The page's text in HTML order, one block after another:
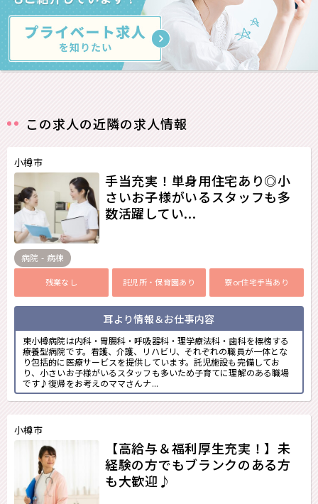
この求人の近隣の求人情報
小樽市
手当充実！単身用住宅あり◎小
さいお子様がいるスタッフも多
数活躍してい...
病院 - 病棟
残業なし 託児所・保育園あり 寮or住宅手当あり
耳より情報＆お仕事内容
東小樽病院は内科・胃腸科・呼吸器科・理学療法科・歯科を標榜する
療養型病院です。看護、介護、リハビリ、それぞれの職員が一体とな
り包括的に医療サービスを提供しています。託児施設も完備してお
り、小さいお子様がいるスタッフも多いため子育てに理解のある職場
です♪復帰をお考えのママさんナ...
小樽市
【高給与＆福利厚生充実！】未
経験の方でもブランクのある方
も大歓迎♪